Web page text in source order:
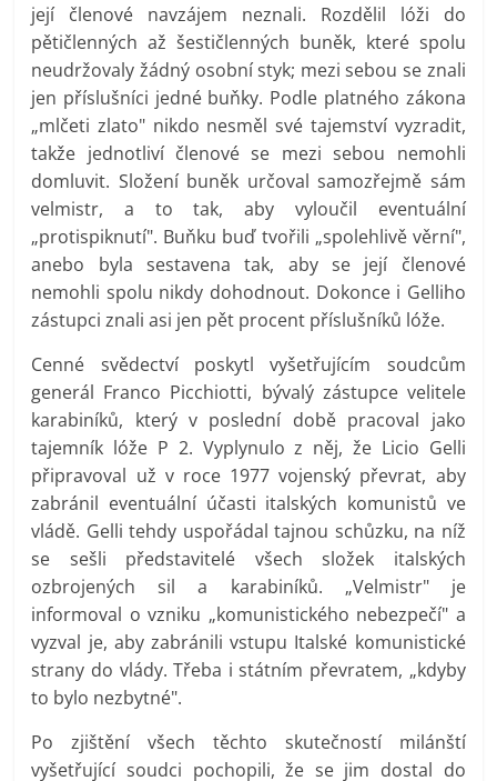
její členové navzájem neznali. Rozdělil lóži do
pětičlenných až šestičlenných buněk, které spolu
neudržovaly žádný osobní styk; mezi sebou se znali
jen příslušníci jedné buňky. Podle platného zákona
„mlčeti zlato" nikdo nesměl své tajemství vyzradit,
takže jednotliví členové se mezi sebou nemohli
domluvit. Složení buněk určoval samozřejmě sám
velmistr, a to tak, aby vyloučil eventuální
„protispiknutí". Buňku buď tvořili „spolehlivě věrní",
anebo byla sestavena tak, aby se její členové
nemohli spolu nikdy dohodnout. Dokonce i Gelliho
zástupci znali asi jen pět procent příslušníků lóže.
Cenné svědectví poskytl vyšetřujícím soudcům
generál Franco Picchiotti, bývalý zástupce velitele
karabiníků, který v poslední době pracoval jako
tajemník lóže P 2. Vyplynulo z něj, že Licio Gelli
připravoval už v roce 1977 vojenský převrat, aby
zabránil eventuální účasti italských komunistů ve
vládě. Gelli tehdy uspořádal tajnou schůzku, na níž
se sešli představitelé všech složek italských
ozbrojených sil a karabiníků. „Velmistr" je
informoval o vzniku „komunistického nebezpečí" a
vyzval je, aby zabránili vstupu Italské komunistické
strany do vlády. Třeba i státním převratem, „kdyby
to bylo nezbytné".
Po zjištění všech těchto skutečností milánští
vyšetřující soudci pochopili, že se jim dostal do